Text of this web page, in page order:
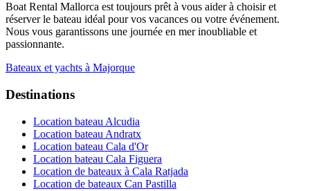
Boat Rental Mallorca est toujours prêt à vous aider à choisir et
réserver le bateau idéal pour vos vacances ou votre événement.
Nous vous garantissons une journée en mer inoubliable et
passionnante.
Bateaux et yachts à Majorque
Destinations
Location bateau Alcudia
Location bateau Andratx
Location bateau Cala d'Or
Location bateau Cala Figuera
Location de bateaux à Cala Ratjada
Location de bateaux Can Pastilla